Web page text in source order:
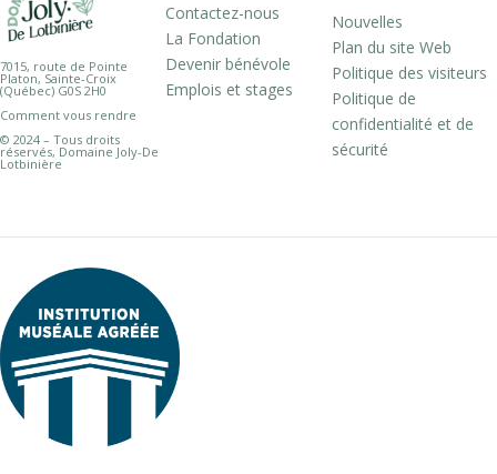
7015, route de Pointe
Platon, Sainte-Croix
(Québec) G0S 2H0
Comment vous rendre
© 2024 – Tous droits
réservés, Domaine Joly-De
Lotbinière
Contactez-nous
La Fondation
Devenir bénévole
Emplois et stages
Nouvelles
Plan du site Web
Politique des visiteurs
Politique de
confidentialité et de
sécurité